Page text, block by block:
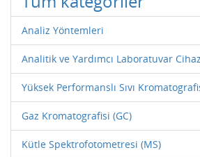
Analiz Yöntemleri
Analitik ve Yardımcı Laboratuvar
Yüksek Performanslı Sıvı
Gaz Kromatografisi (GC)
Kütle Spektrofotometresi (MS)